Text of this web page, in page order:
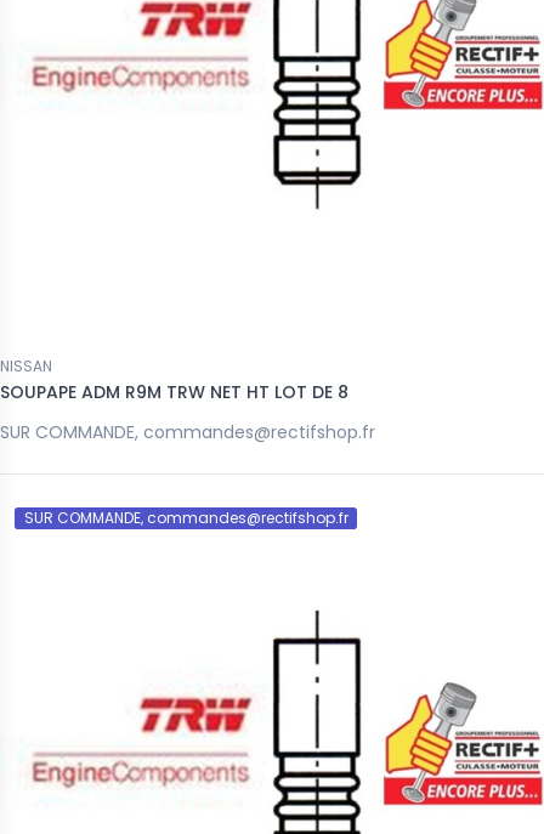
NISSAN
SOUPAPE ADM R9M TRW NET HT LOT DE 8
SUR COMMANDE, commandes@rectifshop.fr
SUR COMMANDE, commandes@rectifshop.fr